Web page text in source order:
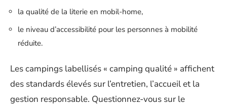
la qualité de la literie en mobil-home,
le niveau d’accessibilité pour les personnes à mobilité
réduite.
Les campings labellisés « camping qualité » affichent
des standards élevés sur l’entretien, l’accueil et la
gestion responsable. Questionnez-vous sur le